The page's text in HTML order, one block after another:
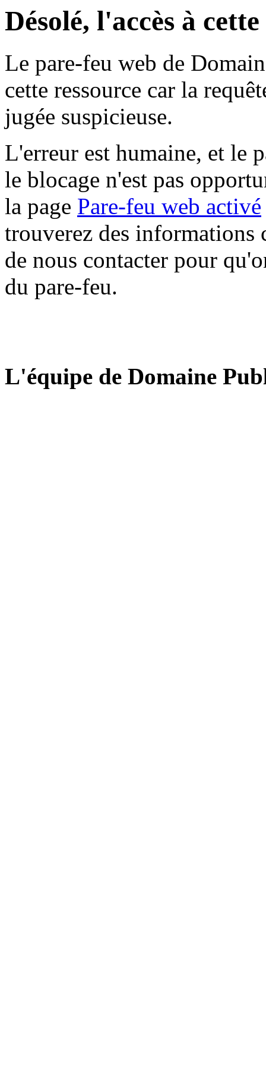
Désolé, l'accès à
Le pare-feu web de
cette ressource car la
jugée suspicieuse.
L'erreur est humaine, et le
le blocage n'est pas
la page Pare-feu web activé
trouverez des informations
de nous contacter pour
du pare-feu.
L'équipe de Domaine